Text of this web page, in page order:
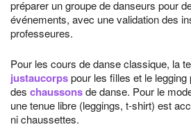
préparer un groupe de danseurs pour
événements, avec une validation des
professeures.
Pour les cours de danse classique, la
justaucorpspour les filles et le
des chaussonsde danse. Pour le
une tenue libre (leggings, t-shirt) est
ni chaussettes.